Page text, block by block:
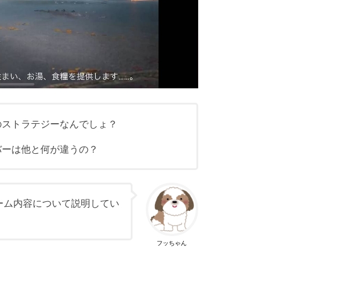
トラテジーなんでしょ？
は他と何が違うの？
フッちゃん
内容について説明してい